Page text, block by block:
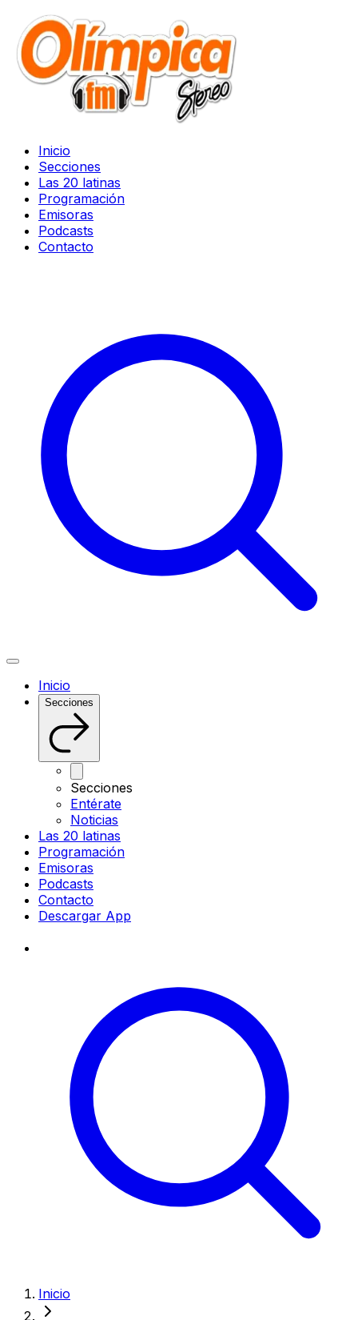
Inicio
Secciones
Las 20 latinas
Programación
Emisoras
Podcasts
Contacto
Inicio
Secciones
Secciones
Entérate
Noticias
Las 20 latinas
Programación
Emisoras
Podcasts
Contacto
Descargar App
Inicio